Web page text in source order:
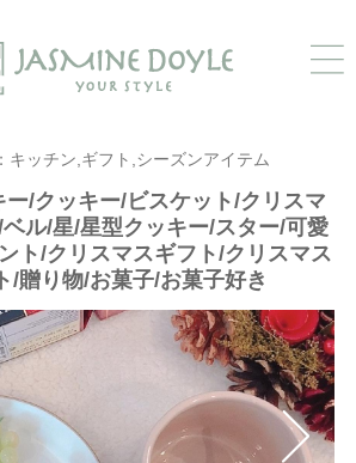
キッチン,ギフト,シーズンアイテム
ー/クッキー/ビスケット/クリスマ
ル/星/星型クッキー/スター/可愛
ト/クリスマスギフト/クリスマス
/贈り物/お菓子/お菓子好き